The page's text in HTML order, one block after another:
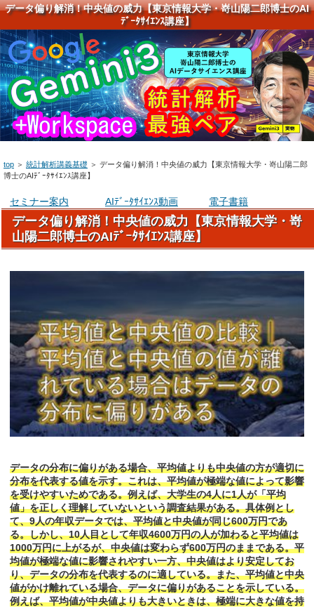
データ偏り解消！中央値の威力【東京情報大学・嵜山陽二郎博士のAI
ﾃﾞｰﾀｻｲｴﾝｽ講座】
top ＞ 統計解析講義基礎 ＞ データ偏り解消！中央値の威力【東京情報大学・嵜山陽二郎
博士のAIﾃﾞｰﾀｻｲｴﾝｽ講座】
セミナー案内 AIﾃﾞｰﾀｻｲｴﾝｽ動画 電子書籍
データ偏り解消！中央値の威力【東京情報大学・嵜
山陽二郎博士のAIﾃﾞｰﾀｻｲｴﾝｽ講座】
データの分布に偏りがある場合、平均値よりも中央値の方が適切に
分布を代表する値を示す。これは、平均値が極端な値によって影響
を受けやすいためである。例えば、大学生の4人に1人が「平均
値」を正しく理解していないという調査結果がある。具体例とし
て、9人の年収データでは、平均値と中央値が同じ600万円であ
る。しかし、10人目として年収4600万円の人が加わると平均値は
1000万円に上がるが、中央値は変わらず600万円のままである。平
均値が極端な値に影響されやすい一方、中央値はより安定してお
り、データの分布を代表するのに適している。また、平均値と中央
値がかけ離れている場合、データに偏りがあることを示している。
例えば、平均値が中央値よりも大きいときは、極端に大きな値を持